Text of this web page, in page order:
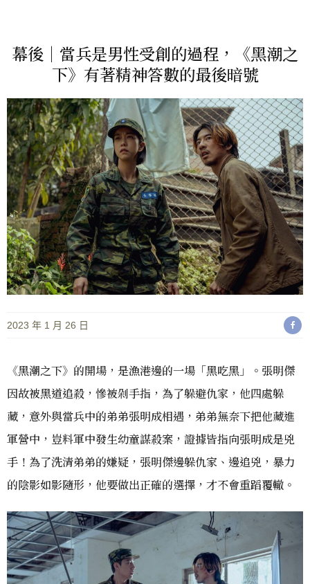
幕後｜當兵是男性受創的過程，《黑潮之
下》有著精神答數的最後暗號
2023 年 1 月 26 日
《黑潮之下》的開場，是漁港邊的一場「黑吃黑」。張明傑
因故被黑道追殺，慘被剁手指，為了躲避仇家，他四處躲
藏，意外與當兵中的弟弟張明成相遇，弟弟無奈下把他藏進
軍營中，豈料軍中發生幼童謀殺案，證據皆指向張明成是兇
手！為了洗清弟弟的嫌疑，張明傑邊躲仇家、邊追兇，暴力
的陰影如影隨形，他要做出正確的選擇，才不會重蹈覆轍。